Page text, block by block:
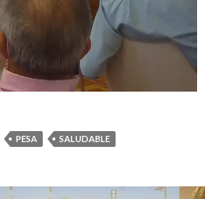
PESA SALUDABLE